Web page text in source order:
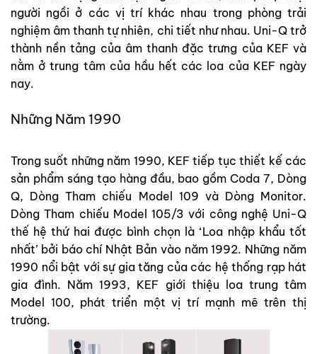
người ngồi ở các vị trí khác nhau trong phòng trải
nghiệm âm thanh tự nhiên, chi tiết như nhau. Uni-Q trở
thành nền tảng của âm thanh đặc trưng của KEF và
nằm ở trung tâm của hầu hết các loa của KEF ngày
nay.
Những Năm 1990
Trong suốt những năm 1990, KEF tiếp tục thiết kế các
sản phẩm sáng tạo hàng đầu, bao gồm Coda 7, Dòng
Q, Dòng Tham chiếu Model 109 và Dòng Monitor.
Dòng Tham chiếu Model 105/3 với công nghệ Uni-Q
thế hệ thứ hai được bình chọn là ‘Loa nhập khẩu tốt
nhất’ bởi báo chí Nhật Bản vào năm 1992. Những năm
1990 nổi bật với sự gia tăng của các hệ thống rạp hát
gia đình. Năm 1993, KEF giới thiệu loa trung tâm
Model 100, phát triển một vị trí mạnh mẽ trên thị
trường.